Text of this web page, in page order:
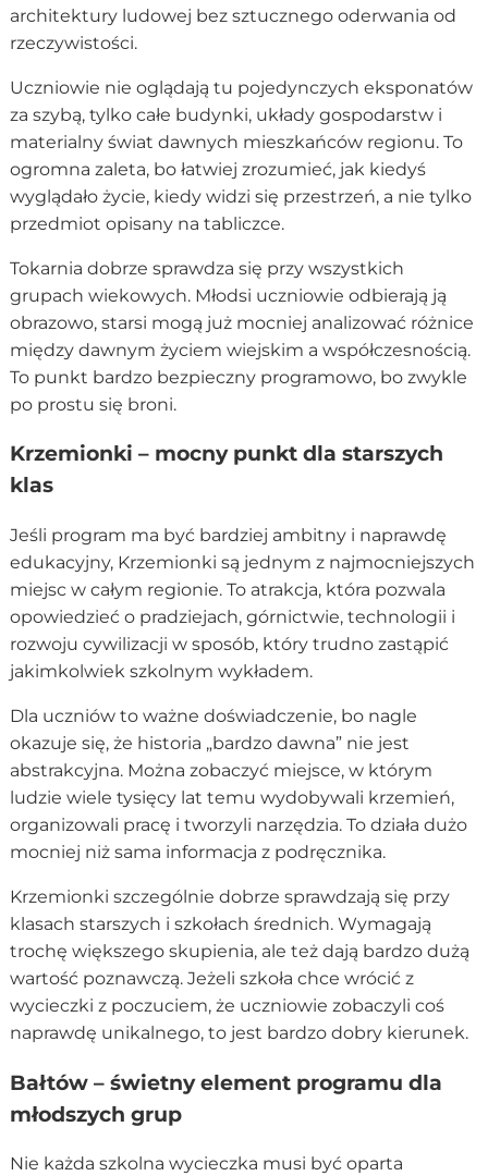
architektury ludowej bez sztucznego oderwania od
rzeczywistości.
Uczniowie nie oglądają tu pojedynczych eksponatów
za szybą, tylko całe budynki, układy gospodarstw i
materialny świat dawnych mieszkańców regionu. To
ogromna zaleta, bo łatwiej zrozumieć, jak kiedyś
wyglądało życie, kiedy widzi się przestrzeń, a nie tylko
przedmiot opisany na tabliczce.
Tokarnia dobrze sprawdza się przy wszystkich
grupach wiekowych. Młodsi uczniowie odbierają ją
obrazowo, starsi mogą już mocniej analizować różnice
między dawnym życiem wiejskim a współczesnością.
To punkt bardzo bezpieczny programowo, bo zwykle
po prostu się broni.
Krzemionki – mocny punkt dla starszych
klas
Jeśli program ma być bardziej ambitny i naprawdę
edukacyjny, Krzemionki są jednym z najmocniejszych
miejsc w całym regionie. To atrakcja, która pozwala
opowiedzieć o pradziejach, górnictwie, technologii i
rozwoju cywilizacji w sposób, który trudno zastąpić
jakimkolwiek szkolnym wykładem.
Dla uczniów to ważne doświadczenie, bo nagle
okazuje się, że historia „bardzo dawna” nie jest
abstrakcyjna. Można zobaczyć miejsce, w którym
ludzie wiele tysięcy lat temu wydobywali krzemień,
organizowali pracę i tworzyli narzędzia. To działa dużo
mocniej niż sama informacja z podręcznika.
Krzemionki szczególnie dobrze sprawdzają się przy
klasach starszych i szkołach średnich. Wymagają
trochę większego skupienia, ale też dają bardzo dużą
wartość poznawczą. Jeżeli szkoła chce wrócić z
wycieczki z poczuciem, że uczniowie zobaczyli coś
naprawdę unikalnego, to jest bardzo dobry kierunek.
Bałtów – świetny element programu dla
młodszych grup
Nie każda szkolna wycieczka musi być oparta